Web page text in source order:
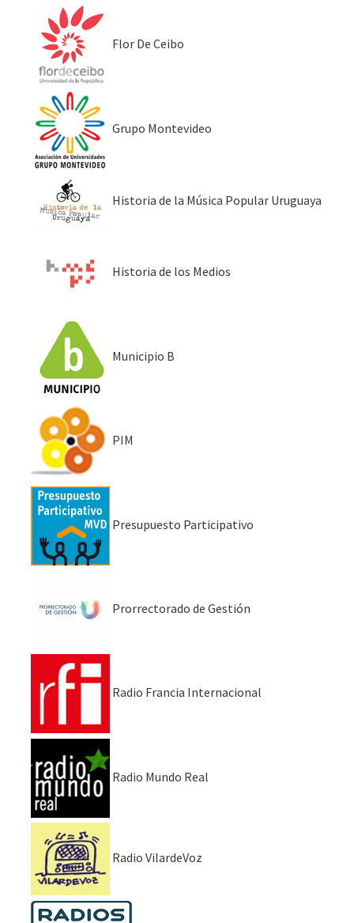
Flor De Ceibo
Grupo Montevideo
Historia de la Música Popular Uruguaya
Historia de los Medios
Municipio B
PIM
Presupuesto Participativo
Prorrectorado de Gestión
Radio Francia Internacional
Radio Mundo Real
Radio VilardeVoz